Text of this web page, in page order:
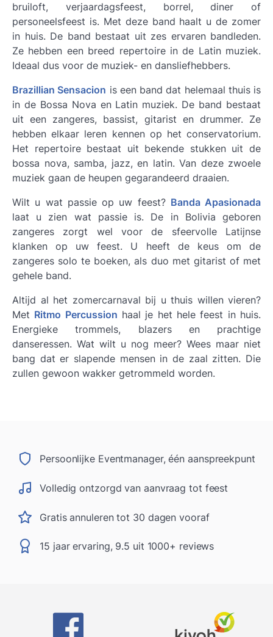
bruiloft, verjaardagsfeest, borrel, diner of
personeelsfeest is. Met deze band haalt u de zomer
in huis. De band bestaat uit zes ervaren bandleden.
Ze hebben een breed repertoire in de Latin muziek.
Ideaal dus voor de muziek- en dansliefhebbers.
Brazillian Sensacion is een band dat helemaal thuis is
in de Bossa Nova en Latin muziek. De band bestaat
uit een zangeres, bassist, gitarist en drummer. Ze
hebben elkaar leren kennen op het conservatorium.
Het repertoire bestaat uit bekende stukken uit de
bossa nova, samba, jazz, en latin. Van deze zwoele
muziek gaan de heupen gegarandeerd draaien.
Wilt u wat passie op uw feest? Banda Apasionada
laat u zien wat passie is. De in Bolivia geboren
zangeres zorgt wel voor de sfeervolle Latijnse
klanken op uw feest. U heeft de keus om de
zangeres solo te boeken, als duo met gitarist of met
gehele band.
Altijd al het zomercarnaval bij u thuis willen vieren?
Met Ritmo Percussion haal je het hele feest in huis.
Energieke trommels, blazers en prachtige
danseressen. Wat wilt u nog meer? Wees maar niet
bang dat er slapende mensen in de zaal zitten. Die
zullen gewoon wakker getrommeld worden.
Persoonlijke Eventmanager, één aanspreekpunt
Volledig ontzorgd van aanvraag tot feest
Gratis annuleren tot 30 dagen vooraf
15 jaar ervaring, 9.5 uit 1000+ reviews